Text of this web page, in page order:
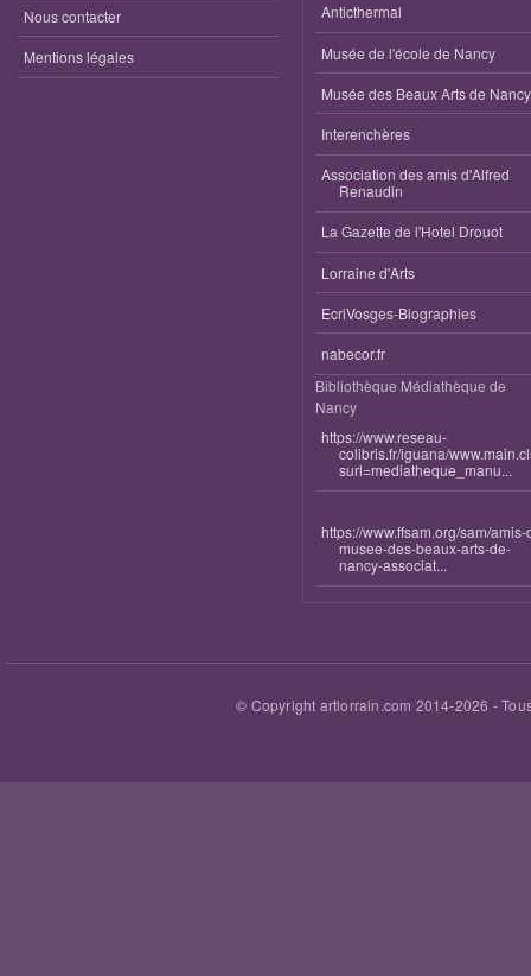
Nous contacter
Mentions légales
Anticthermal
Musée de l'école de Nancy
Musée des Beaux Arts de Nancy
Interenchères
Association des amis d'Alfred
Renaudin
La Gazette de l'Hotel Drouot
Lorraine d'Arts
EcriVosges-Biographies
nabecor.fr
Bibliothèque Médiathèque de
Nancy
https://www.reseau-
colibris.fr/iguana/
surl=mediatheque_manu...
https://www.ffsam.org/sam/amis-
musee-des-beaux-arts-de-
nancy-associat...
© Copyright artlorrain.com 2014-2026 -